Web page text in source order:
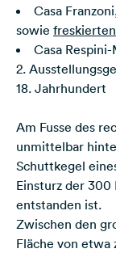
Casa
sowie freskierten
Casa
2.
18. Jahrhundert
Am Fusse des
unmittelbar
Schuttkegel
Einsturz der
entstanden ist.
Zwischen den
Fläche von